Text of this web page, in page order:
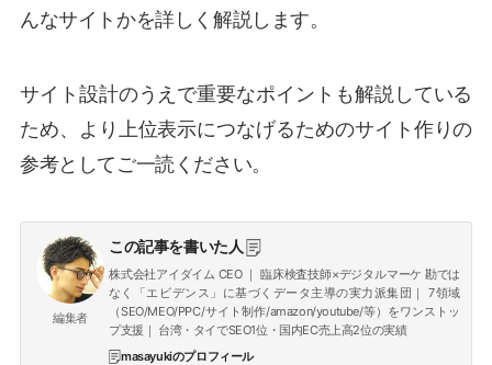
んなサイトかを詳しく解説します。
サイト設計のうえで重要なポイントも解説している
ため、より上位表示につなげるためのサイト作りの
参考としてご一読ください。
編集者
この記事を書いた人
株式会社アイダイム CEO ｜ 臨床検査技師×デジタルマーケ 勘では
なく「エビデンス」に基づくデータ主導の実力派集団｜ 7領域
（SEO/MEO/PPC/サイト制作/amazon/youtube/等）をワンストッ
プ支援｜ 台湾・タイでSEO1位・国内EC売上高2位の実績
masayukiのプロフィール